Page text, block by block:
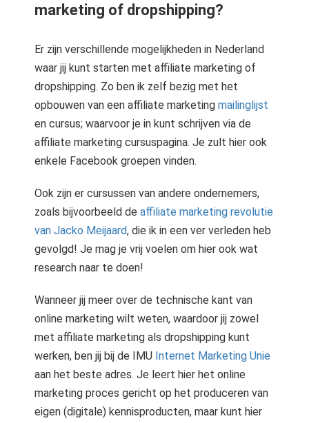
marketing of dropshipping?
Er zijn verschillende mogelijkheden in Nederland
waar jij kunt starten met affiliate marketing of
dropshipping. Zo ben ik zelf bezig met het
opbouwen van een affiliate marketing mailinglijst
en cursus; waarvoor je in kunt schrijven via de
affiliate marketing cursuspagina. Je zult hier ook
enkele Facebook groepen vinden.
Ook zijn er cursussen van andere ondernemers,
zoals bijvoorbeeld de affiliate marketing revolutie
van Jacko Meijaard, die ik in een ver verleden heb
gevolgd! Je mag je vrij voelen om hier ook wat
research naar te doen!
Wanneer jij meer over de technische kant van
online marketing wilt weten, waardoor jij zowel
met affiliate marketing als dropshipping kunt
werken, ben jij bij de IMU Internet Marketing Unie
aan het beste adres. Je leert hier het online
marketing proces gericht op het produceren van
eigen (digitale) kennisproducten, maar kunt hier